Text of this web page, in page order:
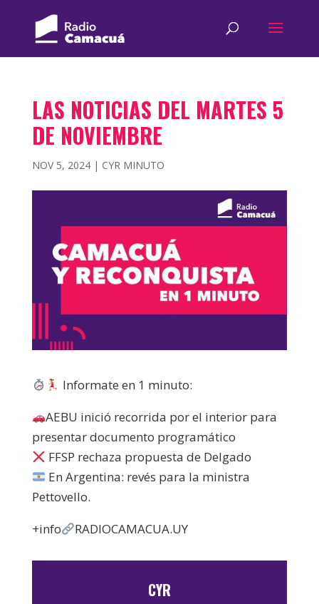
LAS NOTICIAS DEL MARTES 5
DE NOVIEMBRE
NOV 5, 2024| CYR MINUTO
Informate en 1 minuto:
AEBU inició recorrida por el interior para
presentar documento programático
FFSP rechaza propuesta de Delgado
En Argentina: revés para la ministra
Pettovello.
+info
RADIOCAMACUA.UY
CYR